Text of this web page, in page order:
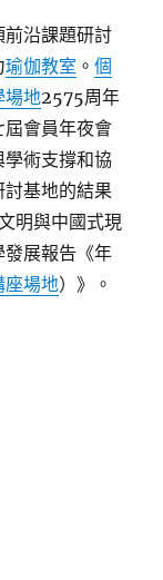
沿課題研討
瑜伽教室 。個
場地2575周年
屆會員年夜會
術支撐和協
基地的結果
明與中國式現
展報告《年
座場地）》。